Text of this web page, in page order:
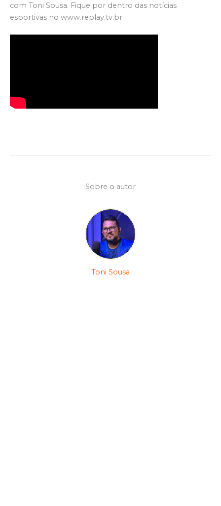
com Toni Sousa. Fique por dentro das notícias
esportivas no www.replay.tv.br
Sobre o autor
Toni Sousa